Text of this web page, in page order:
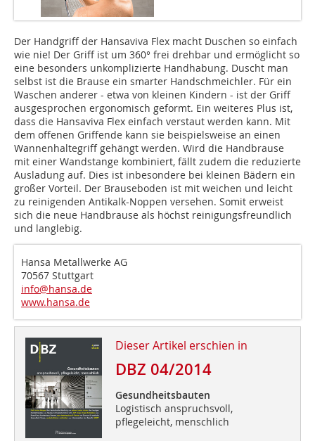
Der Handgriff der Hansaviva Flex macht Duschen so einfach
wie nie! Der Griff ist um 360° frei drehbar und ermöglicht so
eine besonders unkomplizierte Handhabung. Duscht man
selbst ist die Brause ein smarter Handschmeichler. Für ein
Waschen anderer - etwa von kleinen Kindern - ist der Griff
ausgesprochen ergonomisch geformt. Ein weiteres Plus ist,
dass die Hansaviva Flex einfach verstaut werden kann. Mit
dem offenen Griffende kann sie beispielsweise an einen
Wannenhaltegriff gehängt werden. Wird die Handbrause
mit einer Wandstange kombiniert, fällt zudem die reduzierte
Ausladung auf. Dies ist inbesondere bei kleinen Bädern ein
großer Vorteil. Der Brauseboden ist mit weichen und leicht
zu reinigenden Antikalk-Noppen versehen. Somit erweist
sich die neue Handbrause als höchst reinigungsfreundlich
und langlebig.
Hansa Metallwerke AG
70567 Stuttgart
info@hansa.de
www.hansa.de
Dieser Artikel erschien in
DBZ 04/2014
Gesundheitsbauten
Logistisch anspruchsvoll,
pflegeleicht, menschlich